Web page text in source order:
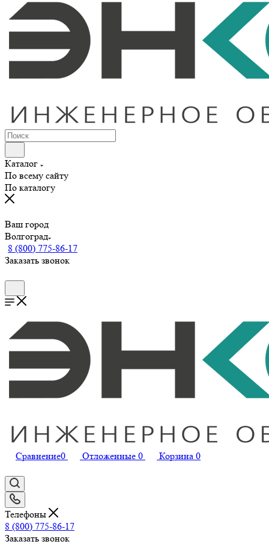
Каталог
По всему сайту
По каталогу
Ваш город
Волгоград
8 (800) 775-86-17
Заказать звонок
Сравнение0 Отложенные 0 Корзина 0
Телефоны
8 (800) 775-86-17
Заказать звонок